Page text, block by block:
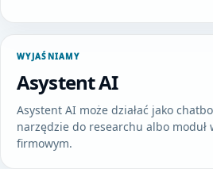
WYJAŚNIAMY
Asystent AI
Asystent AI może działać jako
narzędzie do researchu albo moduł
firmowym.